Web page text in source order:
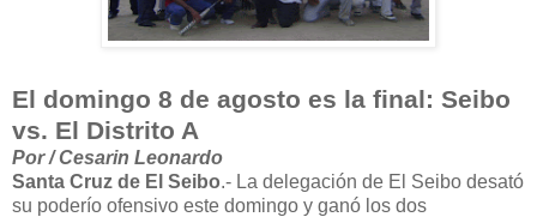
El domingo 8 de agosto es la final: Seibo
vs. El Distrito A
Por / Cesarin Leonardo
Santa Cruz de El Seibo.- La delegación de El Seibo desató
su poderío ofensivo este domingo y ganó los dos